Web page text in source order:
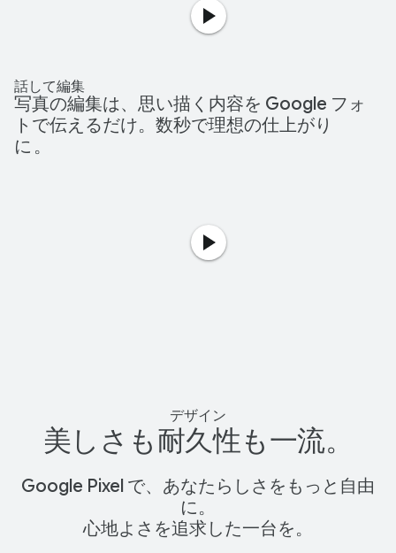
話して編集
写真の編集は、思い描く内容を Google フォ
トで伝えるだけ。数秒で理想の仕上がり
に 。
デザイン
美しさも耐久性も一流。
Google Pixel で、あなたらしさをもっと自由
に。
心地よさを追求した一台を。